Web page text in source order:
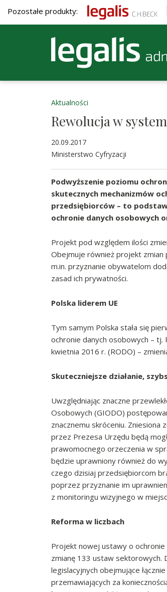
Pozostałe produkty:
Aktualności
Rewolucja w
20.09.2017
Ministerstwo Cyfryzacji
Podwyższenie poziomu
skutecznych mechanizmów
przedsiębiorców – to
ochronie danych osobowych
Projekt pod względem ilości
Obejmuje również projekt zmian
m.in. przyznanie obywatelom
zasad ich prywatności.
Polska liderem UE
Tym samym Polska stała się
ochronie danych osobowych –
kwietnia 2016 r. (RODO) –
Skuteczniejsze działanie,
Uwzględniając znaczne
Osobowych (GIODO)
znacznemu skróceniu.
przez Prezesa Urzędu będą
prawomocnego orzeczenia w
będzie uprawniony również do
czego dzisiaj przedsiębiorcom
poprzez przyznanie im
z monitoringu wizyjnego w
Reforma w liczbach
Projekt nowej ustawy o
zmianę 133 ustaw sektorowych.
legislacyjnych obejmujące
przemawiających za